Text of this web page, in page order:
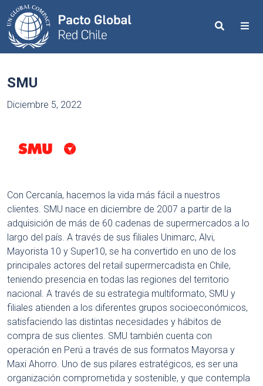
Search
SMU
Diciembre 5, 2022
Con Cercanía, hacemos la vida más fácil a nuestros
clientes. SMU nace en diciembre de 2007 a partir de la
adquisición de más de 60 cadenas de supermercados a lo
largo del país. A través de sus filiales Unimarc, Alvi,
Mayorista 10 y Super10, se ha convertido en uno de los
principales actores del retail supermercadista en Chile,
teniendo presencia en todas las regiones del territorio
nacional. A través de su estrategia multiformato, SMU y
filiales atienden a los diferentes grupos socioeconómicos,
satisfaciendo las distintas necesidades y hábitos de
compra de sus clientes. SMU también cuenta con
operación en Perú a través de sus formatos Mayorsa y
Maxi Ahorro. Uno de sus pilares estratégicos, es ser una
organización comprometida y sostenible, y que contempla